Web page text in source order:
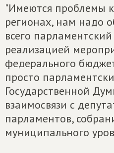
"Имеются проблемы
регионах, нам надо
всего
реализацией
федерального
просто
Государственной
взаимосвязи с
парламентов,
муниципального